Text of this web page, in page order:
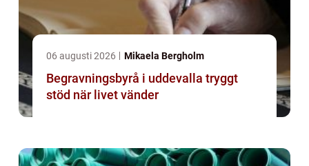
06 augusti 2026 Mikaela Bergholm
Begravningsbyrå i uddevalla tryggt
stöd när livet vänder